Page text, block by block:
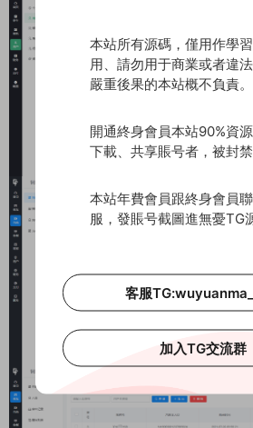
本站所有源碼，僅用作學
用、請勿用于商業或者違
嚴重後果的本站概不負責。
開通終身會員本站90%資
下載、共享賬号者，被封禁
本站年費會員跟終身會員
服，發賬号截圖進無憂TG
客服
加入TG交流群